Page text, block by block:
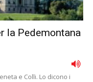
la Pedemontana
e Colli. Lo dicono i